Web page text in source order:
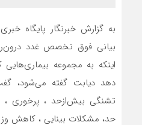
به گزارش خبرنگار پایگاه
بیانی فوق تخصص غدد
اینکه به مجموعه
دهد دیابت گفته می‌شود،
تشنگی بیش‌ازحد ، پرخوری ،
حد، مشکلات بینایی ، کاهش